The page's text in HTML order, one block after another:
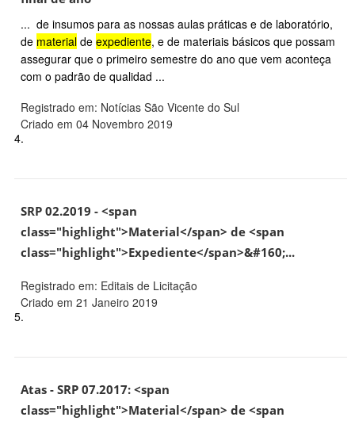
... de insumos para as nossas aulas práticas e de laboratório,
de material de expediente, e de materiais básicos que possam
assegurar que o primeiro semestre do ano que vem aconteça
com o padrão de qualidad ...
Registrado em: Notícias São Vicente do Sul
Criado em 04 Novembro 2019
4.
SRP 02.2019 - <span
class="highlight">Material</span> de <span
class="highlight">Expediente</span>&#160;...
Registrado em: Editais de Licitação
Criado em 21 Janeiro 2019
5.
Atas - SRP 07.2017: <span
class="highlight">Material</span> de <span